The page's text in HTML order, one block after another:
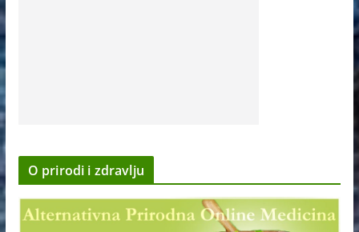
O prirodi i zdravlju